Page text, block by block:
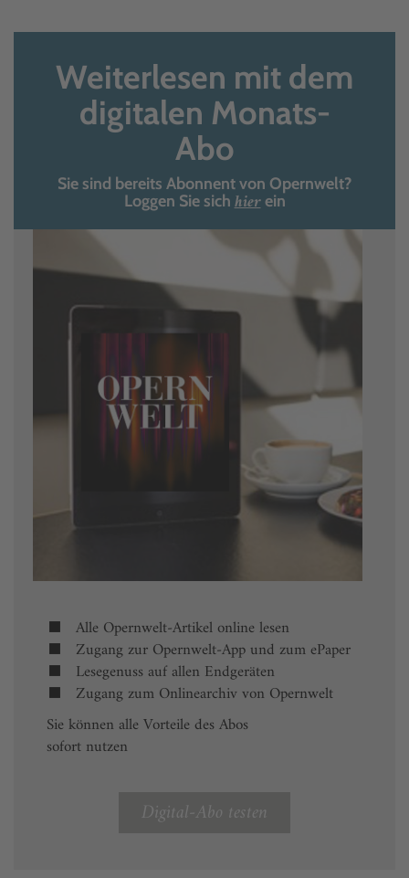
Weiterlesen mit dem
digitalen Monats-
Abo
Sie sind bereits Abonnent von Opernwelt?
Loggen Sie sich hierein
Alle Opernwelt-Artikel online lesen
Zugang zur Opernwelt-App und zum ePaper
Lesegenuss auf allen Endgeräten
Zugang zum Onlinearchiv von Opernwelt
Sie können alle Vorteile des Abos
sofort nutzen
Digital-Abo testen